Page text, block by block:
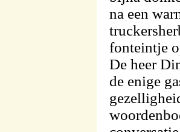
na een
fonteintje
De heer
de enige